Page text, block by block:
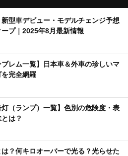
新型車デビュー・モデルチェンジ予想
ープ｜2025年8月最新情報
ブレム一覧】日本車＆外車の珍しいマ
完全網羅
灯（ランプ）一覧】色別の危険度・表
は？
？何キロオーバーで光る？光らせた